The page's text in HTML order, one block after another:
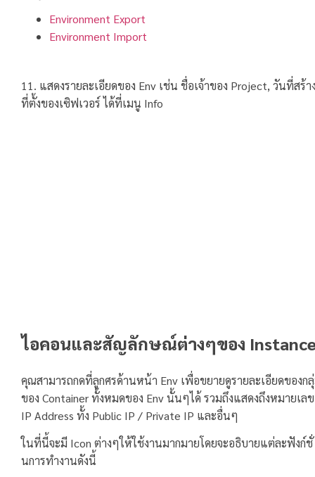
Environment Export
Environment Import
11. แสดงรายละเอียดของ Env เช่น ชื่อเจ้าของ Project, วันที่สร้า
ที่ตั้งของเซิฟเวอร์ ได้ที่เมนู Info
ไอคอนและสัญลักษณ์ต่างๆของ
คุณสามารถกดที่ลูกศรด้านหน้า Env เพื่อขยายดูรายละเอียดของก
ของ Container ทั้งหมดของ Env นั้นๆได้ รวมถึงแสดงถึงหมายเลข
IP Address ทั้ง Public IP / Private IP และอื่นๆ
ในที่นี้จะมี Icon ต่างๆให้ใช้งานมากมายโดยจะอธิบายแต่ละฟังก์ชั่
นการทำงานดังนี้